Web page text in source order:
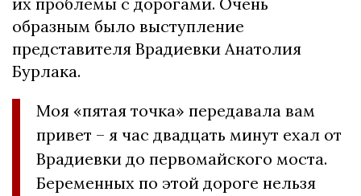
образным было выступление
представителя Врадиевки Анатолия
Бурлака.
Моя «пятая точка» передавала вам
привет – я час двадцать минут ехал от
Врадиевки до первомайского моста.
Беременных по этой дороге нельзя